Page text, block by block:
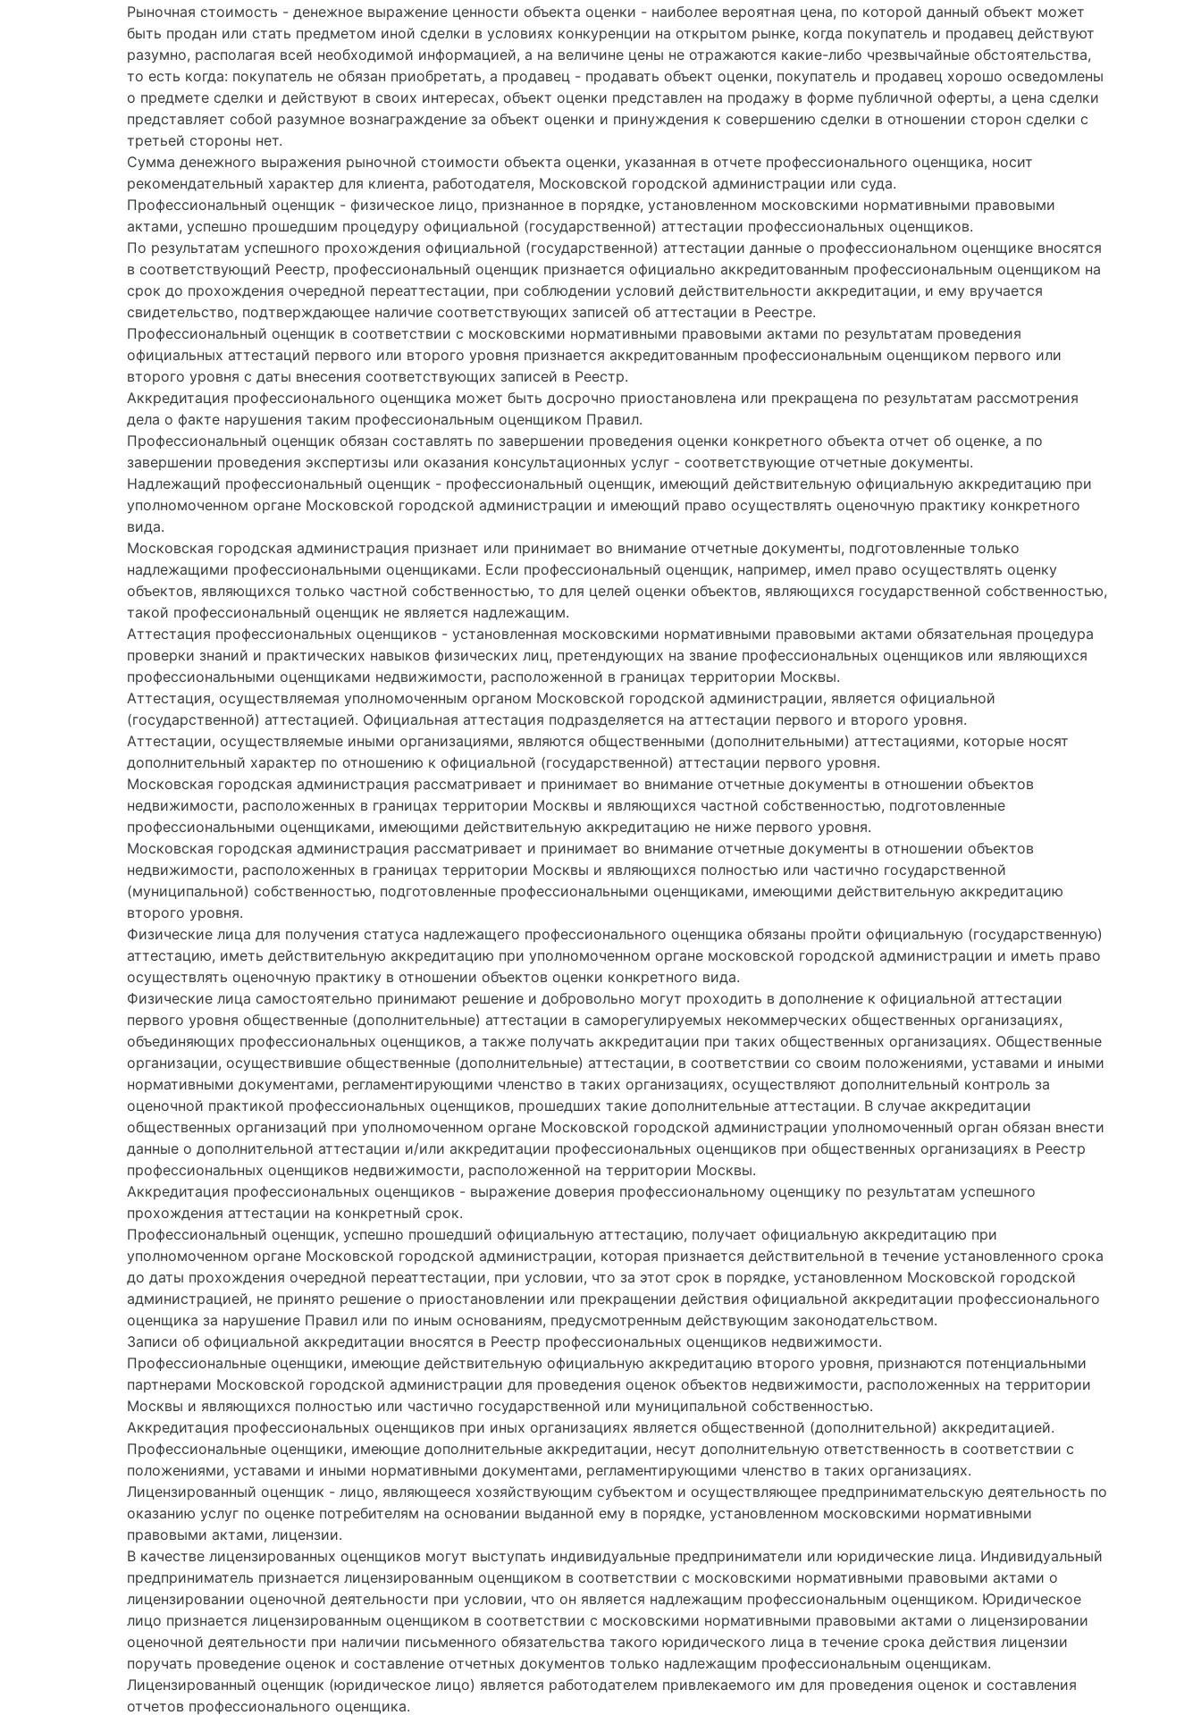
Рыночная стоимость - денежное выражение ценности объекта оценки - наиболее вероятная цена, по которой данный объект может
быть продан или стать предметом иной сделки в условиях конкуренции на открытом рынке, когда покупатель и продавец действуют
разумно, располагая всей необходимой информацией, а на величине цены не отражаются какие-либо чрезвычайные обстоятельства,
то есть когда: покупатель не обязан приобретать, а продавец - продавать объект оценки, покупатель и продавец хорошо осведомлены
о предмете сделки и действуют в своих интересах, объект оценки представлен на продажу в форме публичной оферты, а цена сделки
представляет собой разумное вознаграждение за объект оценки и принуждения к совершению сделки в отношении сторон сделки с
третьей стороны нет.
Сумма денежного выражения рыночной стоимости объекта оценки, указанная в отчете профессионального оценщика, носит
рекомендательный характер для клиента, работодателя, Московской городской администрации или суда.
Профессиональный оценщик - физическое лицо, признанное в порядке, установленном московскими нормативными правовыми
актами, успешно прошедшим процедуру официальной (государственной) аттестации профессиональных оценщиков.
По результатам успешного прохождения официальной (государственной) аттестации данные о профессиональном оценщике вносятся
в соответствующий Реестр, профессиональный оценщик признается официально аккредитованным профессиональным оценщиком на
срок до прохождения очередной переаттестации, при соблюдении условий действительности аккредитации, и ему вручается
свидетельство, подтверждающее наличие соответствующих записей об аттестации в Реестре.
Профессиональный оценщик в соответствии с московскими нормативными правовыми актами по результатам проведения
официальных аттестаций первого или второго уровня признается аккредитованным профессиональным оценщиком первого или
второго уровня с даты внесения соответствующих записей в Реестр.
Аккредитация профессионального оценщика может быть досрочно приостановлена или прекращена по результатам рассмотрения
дела о факте нарушения таким профессиональным оценщиком Правил.
Профессиональный оценщик обязан составлять по завершении проведения оценки конкретного объекта отчет об оценке, а по
завершении проведения экспертизы или оказания консультационных услуг - соответствующие отчетные документы.
Надлежащий профессиональный оценщик - профессиональный оценщик, имеющий действительную официальную аккредитацию при
уполномоченном органе Московской городской администрации и имеющий право осуществлять оценочную практику конкретного
вида.
Московская городская администрация признает или принимает во внимание отчетные документы, подготовленные только
надлежащими профессиональными оценщиками. Если профессиональный оценщик, например, имел право осуществлять оценку
объектов, являющихся только частной собственностью, то для целей оценки объектов, являющихся государственной собственностью,
такой профессиональный оценщик не является надлежащим.
Аттестация профессиональных оценщиков - установленная московскими нормативными правовыми актами обязательная процедура
проверки знаний и практических навыков физических лиц, претендующих на звание профессиональных оценщиков или являющихся
профессиональными оценщиками недвижимости, расположенной в границах территории Москвы.
Аттестация, осуществляемая уполномоченным органом Московской городской администрации, является официальной
(государственной) аттестацией. Официальная аттестация подразделяется на аттестации первого и второго уровня.
Аттестации, осуществляемые иными организациями, являются общественными (дополнительными) аттестациями, которые носят
дополнительный характер по отношению к официальной (государственной) аттестации первого уровня.
Московская городская администрация рассматривает и принимает во внимание отчетные документы в отношении объектов
недвижимости, расположенных в границах территории Москвы и являющихся частной собственностью, подготовленные
профессиональными оценщиками, имеющими действительную аккредитацию не ниже первого уровня.
Московская городская администрация рассматривает и принимает во внимание отчетные документы в отношении объектов
недвижимости, расположенных в границах территории Москвы и являющихся полностью или частично государственной
(муниципальной) собственностью, подготовленные профессиональными оценщиками, имеющими действительную аккредитацию
второго уровня.
Физические лица для получения статуса надлежащего профессионального оценщика обязаны пройти официальную (государственную)
аттестацию, иметь действительную аккредитацию при уполномоченном органе московской городской администрации и иметь право
осуществлять оценочную практику в отношении объектов оценки конкретного вида.
Физические лица самостоятельно принимают решение и добровольно могут проходить в дополнение к официальной аттестации
первого уровня общественные (дополнительные) аттестации в саморегулируемых некоммерческих общественных организациях,
объединяющих профессиональных оценщиков, а также получать аккредитации при таких общественных организациях. Общественные
организации, осуществившие общественные (дополнительные) аттестации, в соответствии со своим положениями, уставами и иными
нормативными документами, регламентирующими членство в таких организациях, осуществляют дополнительный контроль за
оценочной практикой профессиональных оценщиков, прошедших такие дополнительные аттестации. В случае аккредитации
общественных организаций при уполномоченном органе Московской городской администрации уполномоченный орган обязан внести
данные о дополнительной аттестации и/или аккредитации профессиональных оценщиков при общественных организациях в Реестр
профессиональных оценщиков недвижимости, расположенной на территории Москвы.
Аккредитация профессиональных оценщиков - выражение доверия профессиональному оценщику по результатам успешного
прохождения аттестации на конкретный срок.
Профессиональный оценщик, успешно прошедший официальную аттестацию, получает официальную аккредитацию при
уполномоченном органе Московской городской администрации, которая признается действительной в течение установленного срока
до даты прохождения очередной переаттестации, при условии, что за этот срок в порядке, установленном Московской городской
администрацией, не принято решение о приостановлении или прекращении действия официальной аккредитации профессионального
оценщика за нарушение Правил или по иным основаниям, предусмотренным действующим законодательством.
Записи об официальной аккредитации вносятся в Реестр профессиональных оценщиков недвижимости.
Профессиональные оценщики, имеющие действительную официальную аккредитацию второго уровня, признаются потенциальными
партнерами Московской городской администрации для проведения оценок объектов недвижимости, расположенных на территории
Москвы и являющихся полностью или частично государственной или муниципальной собственностью.
Аккредитация профессиональных оценщиков при иных организациях является общественной (дополнительной) аккредитацией.
Профессиональные оценщики, имеющие дополнительные аккредитации, несут дополнительную ответственность в соответствии с
положениями, уставами и иными нормативными документами, регламентирующими членство в таких организациях.
Лицензированный оценщик - лицо, являющееся хозяйствующим субъектом и осуществляющее предпринимательскую деятельность по
оказанию услуг по оценке потребителям на основании выданной ему в порядке, установленном московскими нормативными
правовыми актами, лицензии.
В качестве лицензированных оценщиков могут выступать индивидуальные предприниматели или юридические лица. Индивидуальный
предприниматель признается лицензированным оценщиком в соответствии с московскими нормативными правовыми актами о
лицензировании оценочной деятельности при условии, что он является надлежащим профессиональным оценщиком. Юридическое
лицо признается лицензированным оценщиком в соответствии с московскими нормативными правовыми актами о лицензировании
оценочной деятельности при наличии письменного обязательства такого юридического лица в течение срока действия лицензии
поручать проведение оценок и составление отчетных документов только надлежащим профессиональным оценщикам.
Лицензированный оценщик (юридическое лицо) является работодателем привлекаемого им для проведения оценок и составления
отчетов профессионального оценщика.